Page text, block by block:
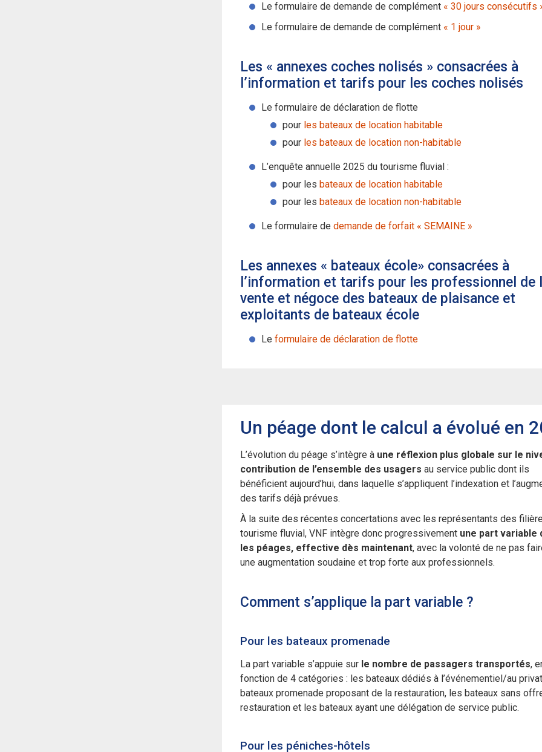
Le formulaire de demande de complément « 30 jours consécutifs
Le formulaire de demande de complément « 1 jour »
Les « annexes coches nolisés » consacrées à
l’information et tarifs pour les coches nolisés
Le formulaire de déclaration de flotte
pour les bateaux de location habitable
pour les bateaux de location non-habitable
L’enquête annuelle 2025 du tourisme fluvial :
pour les bateaux de location habitable
pour les bateaux de location non-habitable
Le formulaire de demande de forfait « SEMAINE »
Les annexes « bateaux école» consacrées à
l’information et tarifs pour les professionnel de
vente et négoce des bateaux de plaisance et
exploitants de bateaux école
Le formulaire de déclaration de flotte
Un péage dont le calcul a évolué en
L’évolution du péage s’intègre à une réflexion plus globale sur le
contribution de l’ensemble des usagers au service public dont ils
bénéficient aujourd’hui, dans laquelle s’appliquent l’indexation et
des tarifs déjà prévues.
À la suite des récentes concertations avec les représentants des
tourisme fluvial, VNF intègre donc progressivement une part variable
les péages, effective dès maintenant, avec la volonté de ne pas
une augmentation soudaine et trop forte aux professionnels.
Comment s’applique la part variable ?
Pour les bateaux promenade
La part variable s’appuie sur le nombre de passagers transportés,
fonction de 4 catégories : les bateaux dédiés à l’événementiel/au
bateaux promenade proposant de la restauration, les bateaux sans
restauration et les bateaux ayant une délégation de service public.
Pour les péniches-hôtels